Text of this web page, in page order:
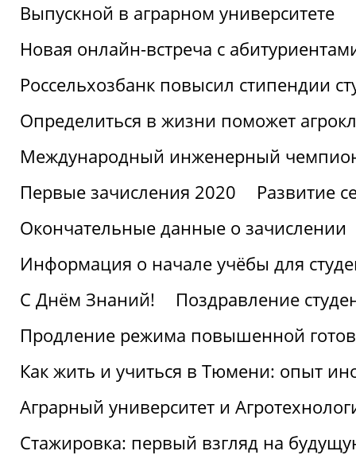
Выпускной в аграрном университете
Новая онлайн-встреча с
Россельхозбанк повысил стипендии
Определиться в жизни поможет
Международный инженерный
Первые зачисления 2020
Развитие
Окончательные данные о зачислении
Информация о начале учёбы для
С Днём Знаний!
Поздравление
Продление режима повышенной
Как жить и учиться в Тюмени: опыт
Аграрный университет и
Стажировка: первый взгляд на